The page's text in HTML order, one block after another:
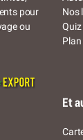
pour
ou
Nos
Quiz
Et